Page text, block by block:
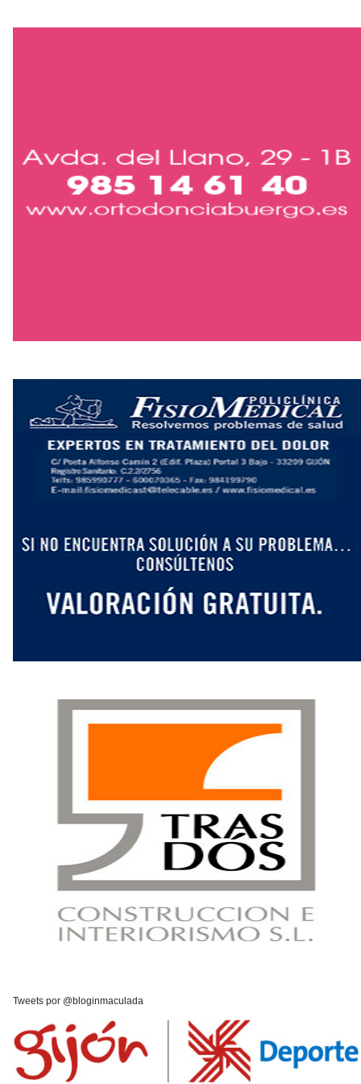
Tweets por @bloginmaculada